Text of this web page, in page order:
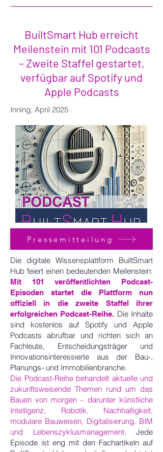
BuiltSmart Hub erreicht
Meilenstein mit 101 Podcasts
– Zweite Staffel gestartet,
verfügbar auf Spotify und
Apple Podcasts
Inning, April 2025
Pressemitteilung
Die digitale Wissensplattform BuiltSmart
Hub feiert einen bedeutenden Meilenstein:
Mit 101 veröffentlichten Podcast-
Episoden startet die Plattform nun
offiziell in die zweite Staffel ihrer
erfolgreichen Podcast-Reihe. Die Inhalte
sind kostenlos auf Spotify und Apple
Podcasts abrufbar und richten sich an
Fachleute, Entscheidungsträger und
Innovationsinteressierte aus der Bau-,
Planungs- und Immobilienbranche.
Die Podcast-Reihe behandelt aktuelle und
zukunftsweisende Themen rund um das
Bauen von morgen – darunter künstliche
Intelligenz, Robotik, Nachhaltigkeit,
modulare Bauweisen, Digitalisierung, BIM
und Lebenszyklusmanagement. Jede
Episode ist eng mit den Fachartikeln auf